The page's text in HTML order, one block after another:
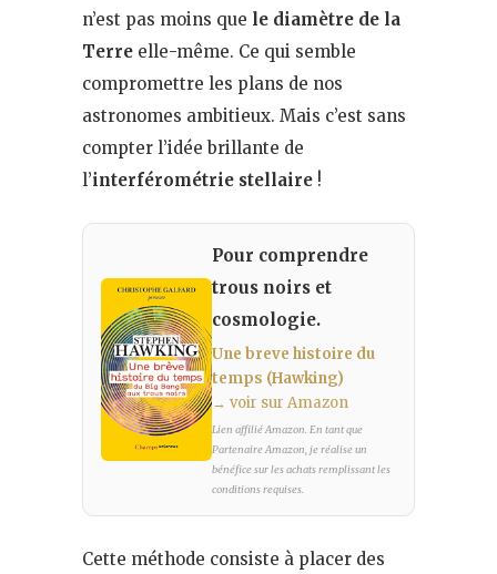
n’est pas moins que le diamètre de la
Terre elle-même. Ce qui semble
compromettre les plans de nos
astronomes ambitieux. Mais c’est sans
compter l’idée brillante de
l’interférométrie stellaire !
Pour comprendre
trous noirs et
cosmologie.
Une breve histoire du
temps (Hawking)
→ voir sur Amazon
Lien affilié Amazon. En tant que
Partenaire Amazon, je réalise un
bénéfice sur les achats remplissant les
conditions requises.
Cette méthode consiste à placer des